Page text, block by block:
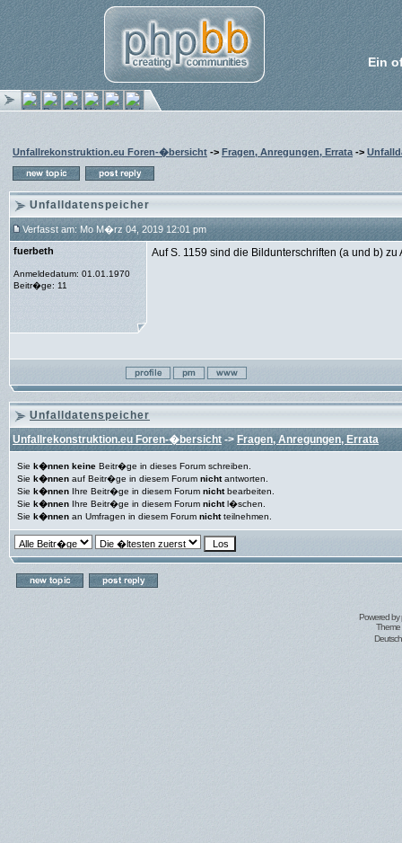
Ein
Unfallrekonstruktion.eu Foren-�bersicht -> Fragen, Anregungen, Errata ->
Unfalldatenspeicher
Verfasst am: Mo M�rz 04, 2019 12:01 pm
fuerbeth
Anmeldedatum: 01.01.1970
Beitr�ge: 11
Auf S. 1159 sind die Bildunterschriften (a und b)
Unfalldatenspeicher
Unfallrekonstruktion.eu Foren-�bersicht-> Fragen, Anregungen, Errata
Sie k�nnen keine Beitr�ge in dieses Forum schreiben.
Sie k�nnen auf Beitr�ge in diesem Forum nichtantworten.
Sie k�nnen Ihre Beitr�ge in diesem Forum nichtbearbeiten.
Sie k�nnen Ihre Beitr�ge in diesem Forum nichtl�schen.
Sie k�nnen an Umfragen in diesem Forum nichtteilnehmen.
Powered by
Theme